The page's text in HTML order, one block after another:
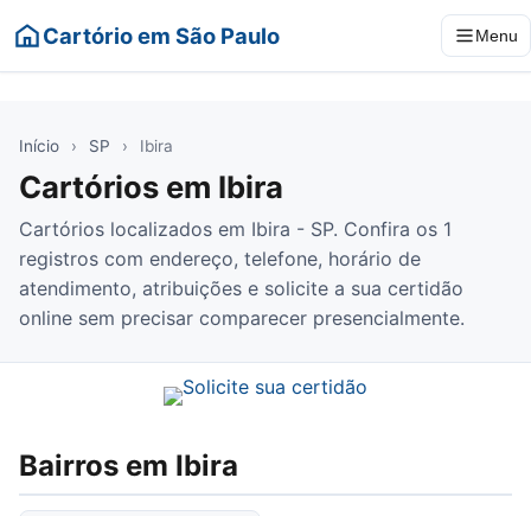
Cartório em São Paulo Menu
Início › SP › Ibira
Cartórios em Ibira
Cartórios localizados em Ibira - SP. Confira os 1
registros com endereço, telefone, horário de
atendimento, atribuições e solicite a sua certidão
online sem precisar comparecer presencialmente.
Bairros em Ibira